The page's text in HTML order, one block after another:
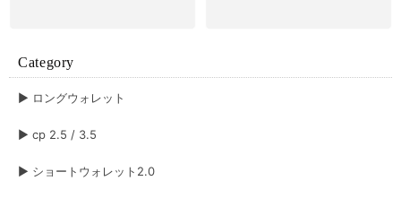
Category
▶︎ ロングウォレット
▶︎ cp 2.5 / 3.5
▶︎ ショートウォレット2.0